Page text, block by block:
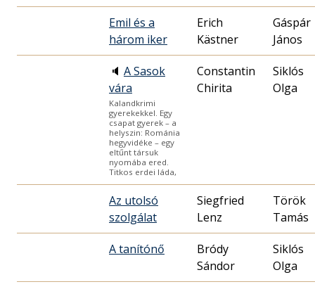
Emil és a
három iker
Erich
Kästner
Gáspár
János
🔈 A Sasok
vára
Kalandkrimi
gyerekekkel. Egy
csapat gyerek – a
helyszin: Románia
hegyvidéke – egy
eltűnt társuk
nyomába ered.
Titkos erdei láda,
Constantin
Chirita
Siklós
Olga
Az utolsó
szolgálat
Siegfried
Lenz
Török
Tamás
A tanítónő
Bródy
Sándor
Siklós
Olga